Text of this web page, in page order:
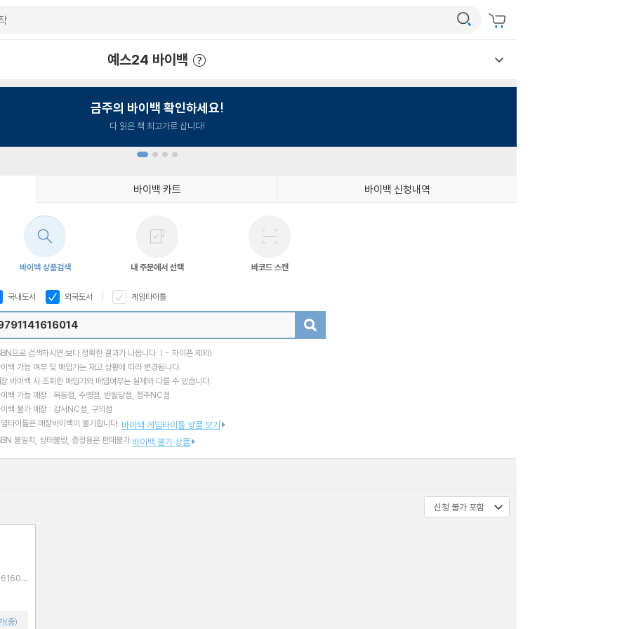
예스24 바이백
금주의 바이백 확인하세요!
다 읽은 책 최고가로 삽니다!
바이백 카트 바이백 신청내역
바이백 상품검색 내 주문에서 선택 바코드 스캔
국내도서 외국도서 게임타이틀
으로 검색하시면 보다 정확한 결과가 나옵니다. ( - 하이픈 제외)
백 가능 여부 및 매입가는 재고 상황에 따라 변경됩니다.
바이백 시 조회한 매입가와 매입여부는 실제와 다를 수 있습니다.
백 가능 매장 : 목동점, 수영점, 반월당점, 청주NC점
백 불가 매장 : 강서NC점, 구의점
타이틀은 매장바이백이 불가합니다. 바이백 게임타이틀 상품 보기
불일치, 상태불량, 증정용은 판매불가 바이백 불가 상품
(중)